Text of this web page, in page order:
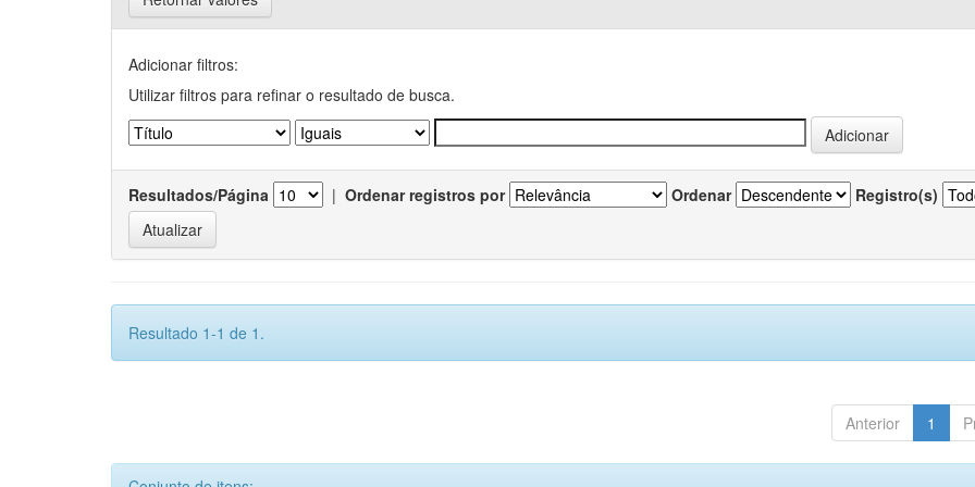
Adicionar filtros:
Utilizar filtros para refinar o resultado de busca.
Resultados/Página | Ordenar registros por Ordenar Registro(s)
Resultado 1-1 de 1.
Anterior 1